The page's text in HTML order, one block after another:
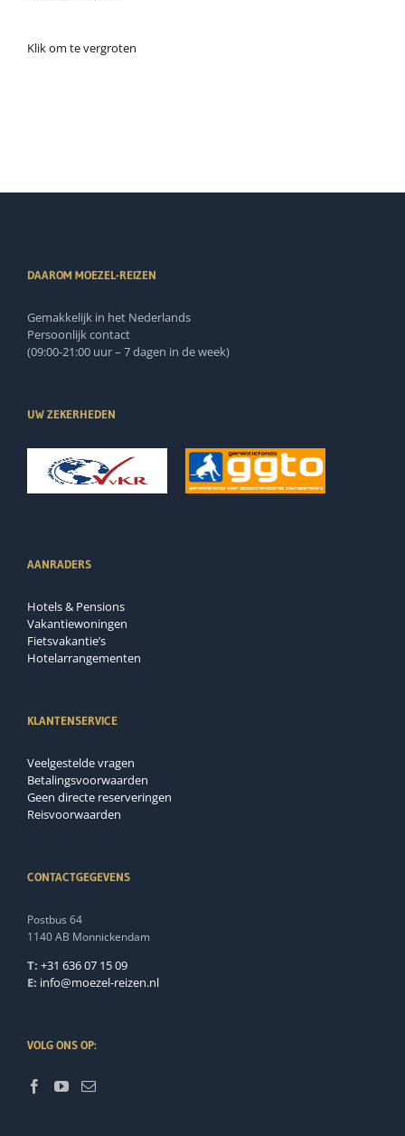
Klik om te vergroten
DAAROM MOEZEL-REIZEN
Gemakkelijk in het Nederlands
Persoonlijk contact
(09:00-21:00 uur – 7 dagen in de week)
UW ZEKERHEDEN
AANRADERS
Hotels & Pensions
Vakantiewoningen
Fietsvakantie’s
Hotelarrangementen
KLANTENSERVICE
Veelgestelde vragen
Betalingsvoorwaarden
Geen directe reserveringen
Reisvoorwaarden
CONTACTGEGEVENS
Postbus 64
1140 AB Monnickendam
T: +31 636 07 15 09
E: info@moezel-reizen.nl
VOLG ONS OP: